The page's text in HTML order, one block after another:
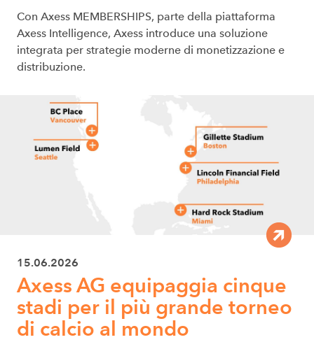
Con Axess MEMBERSHIPS, parte della piattaforma
Axess Intelligence, Axess introduce una soluzione
integrata per strategie moderne di monetizzazione e
distribuzione.
15.06.2026
Axess AG equipaggia cinque
stadi per il più grande torneo
di calcio al mondo